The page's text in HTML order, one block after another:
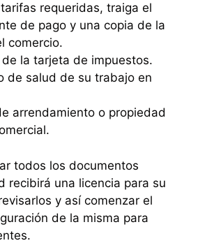
requeridas, traiga el
de pago y una copia de la
comercio.
la tarjeta de impuestos.
de salud de su trabajo en
arrendamiento o propiedad
todos los documentos
recibirá una licencia para su
y así comenzar el
de la misma para